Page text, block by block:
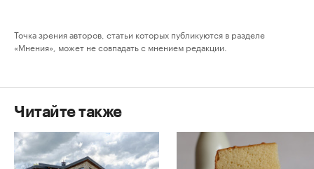
Точка зрения авторов, статьи которых публикуются в разделе
«Мнения», может не совпадать с мнением редакции.
Читайте также